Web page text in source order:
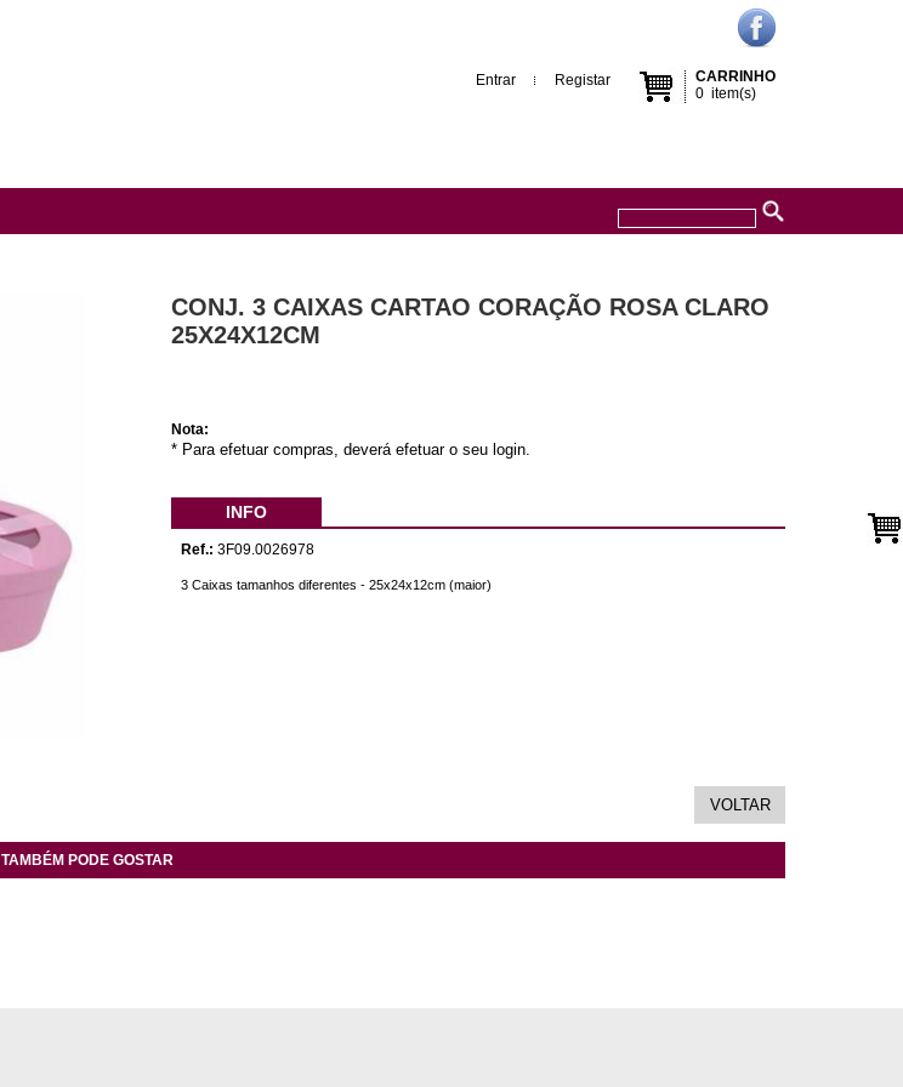
CARRINHO
0 item(s)
Entrar Registar
CONJ. 3 CAIXAS CARTAO CORAÇÃO ROSA CLARO
25X24X12CM
Nota:
* Para efetuar compras, deverá efetuar o seu login.
INFO
Ref.: 3F09.0026978
3 Caixas tamanhos diferentes - 25x24x12cm (maior)
TAMBÉM PODE GOSTAR